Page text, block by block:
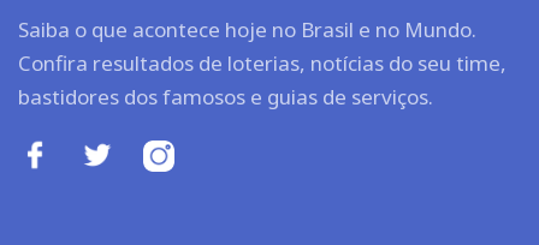
Saiba o que acontece hoje no Brasil e no Mundo.
Confira resultados de loterias, notícias do seu time,
bastidores dos famosos e guias de serviços.